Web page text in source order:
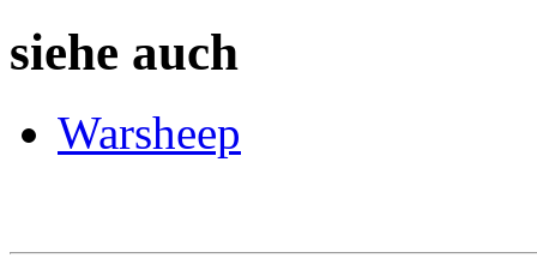
siehe auch
Warsheep